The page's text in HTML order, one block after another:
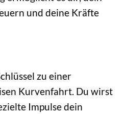
und deine Kräfte
zu einer
Kurvenfahrt. Du wirst
Impulse dein